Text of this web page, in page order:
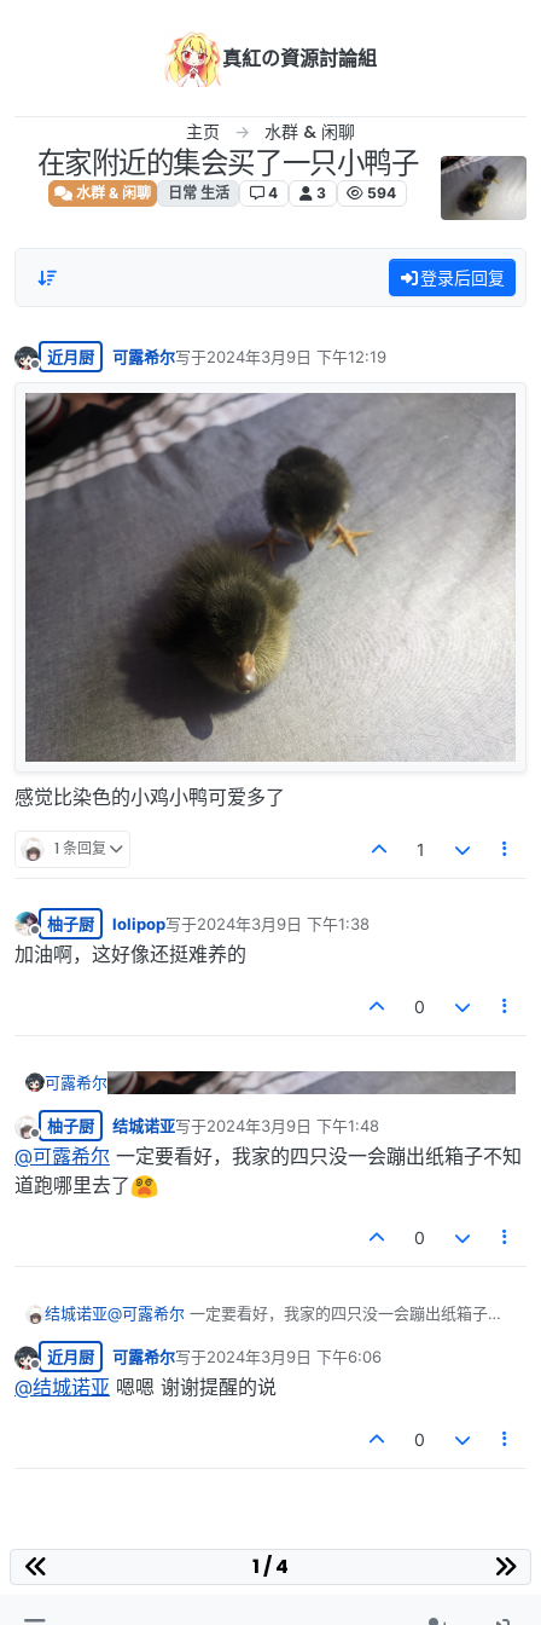
真紅の資源討論組
主页 水群 & 闲聊
在家附近的集会买了一只小鸭子
水群 & 闲聊 日常 生活 4 3 594
登录后回复
离线
近月厨 可露希尔写于2024年3月9日 下午12:19
最后由 编辑
感觉比染色的小鸡小鸭可爱多了
1 条回复 1
离线
柚子厨 lolipop写于2024年3月9日 下午1:38
最后由 编辑
加油啊，这好像还挺难养的
0
可露希尔
感觉比染色的小鸡小鸭可爱多了
离线
柚子厨 结城诺亚写于2024年3月9日 下午1:48
最后由 编辑
@可露希尔 一定要看好，我家的四只没一会蹦出纸箱子不知
道跑哪里去了
0
结城诺亚@可露希尔 一定要看好，我家的四只没一会蹦出纸箱子不
离线
近月厨 可露希尔写于2024年3月9日 下午6:06
最后由 编辑
@结城诺亚 嗯嗯 谢谢提醒的说
0
1 / 4